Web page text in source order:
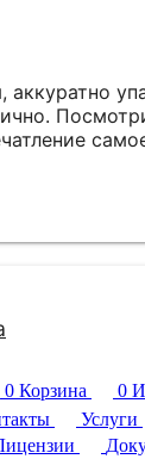
0 Корзина 0
Услуги